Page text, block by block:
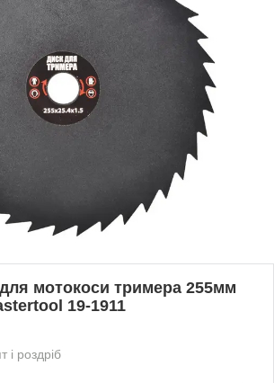
мотокоси тримера 255мм
19-1911
і роздріб